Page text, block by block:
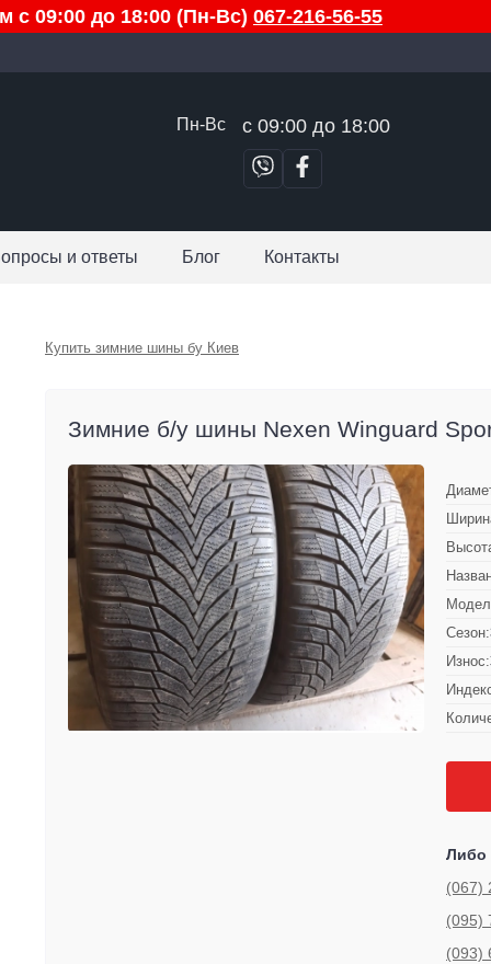
с 09:00 до 18:00 (Пн-Вс) 067-216-56-55
Пн-Вс с 09:00 до 18:00
и ответы Блог Контакты
Купить зимние шины бу Киев
Зимние б/у шины Nexen Winguard
Сезон:
Износ:
Либо
(067)
(095)
(093)